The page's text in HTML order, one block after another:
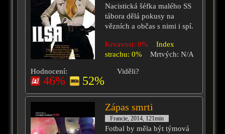
Nacistická šéfka malého SS
tábora dělá pokusy na
vězních a občas s nimi i spí.
Krvavost: 0%
Index
strachu: 0%
Mrtvých: N/A
Hodnocení:
46% 52%
Viděli?
Zápas smrti
Francie, 2014, 121min
Fotbal by měla být týmová